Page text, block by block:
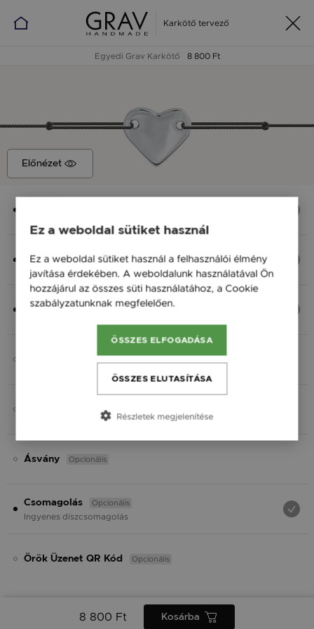
Karkötő tervező
Egyedi Grav Karkötő 8 800 Ft
Előnézet
Ezüst 925, M - kb 18 cm
8 800 Ft
Fonal
Opcionális
Opcionális
Ásvány Opcionális
Csomagolás Opcionális
Ingyenes díszcsomagolás
Örök Üzenet QR Kód Opcionális
8 800 Ft Kosárba
Ez a weboldal sütiket használ
Ez a weboldal sütiket használ a felhasználói élmény
javítása érdekében. A weboldalunk használatával Ön
hozzájárul az összes süti használatához, a Cookie
szabályzatunknak megfelelően.
ÖSSZES ELFOGADÁSA
ÖSSZES ELUTASÍTÁSA
Részletek megjelenítése